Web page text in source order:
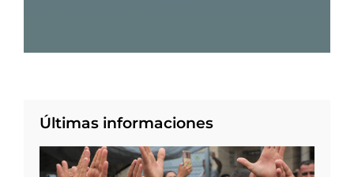
Últimas informaciones